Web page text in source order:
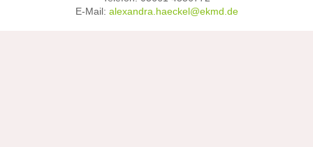
E-Mail: alexandra.haeckel@ekmd.de